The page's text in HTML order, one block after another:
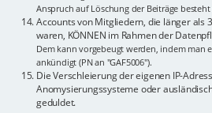
Anspruch auf Löschung der Beiträge
Accounts von Mitgliedern, die länger als
waren, KÖNNEN im Rahmen der
Dem kann vorgebeugt werden, indem man
ankündigt (PN an "GAF5006").
Die Verschleierung der eigenen IP-
Anomysierungssysteme oder
geduldet.